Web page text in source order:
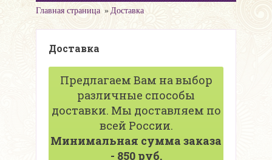
Главная страница Доставка
Доставка
Предлагаем Вам на выбор
различные способы
доставки. Мы доставляем по
всей России.
Минимальная сумма заказа
- 850 руб.